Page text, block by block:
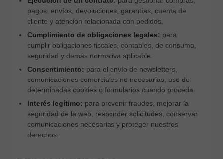
pagos, envíos, devoluciones, garantías, cuenta de
cliente y atención relacionada con pedidos.
Cumplimiento de obligaciones legales: para
cumplir obligaciones fiscales, contables, de consumo,
seguridad y demás normativa aplicable.
Consentimiento: para el envío de newsletters,
comunicaciones comerciales no necesarias, uso de
determinadas cookies o formularios cuando proceda.
Interés legítimo: para prevenir fraudes, mejorar la
seguridad de la web, responder solicitudes, conservar
comunicaciones necesarias y proteger nuestros
derechos.